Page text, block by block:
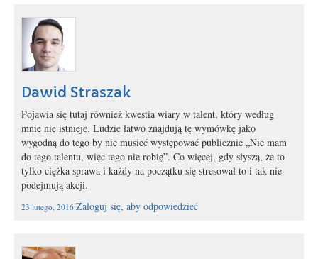
Dawid Straszak
Pojawia się tutaj również kwestia wiary w talent, który według
mnie nie istnieje. Ludzie łatwo znajdują tę wymówkę jako
wygodną do tego by nie musieć występować publicznie „Nie mam
do tego talentu, więc tego nie robię”. Co więcej, gdy słyszą, że to
tylko ciężka sprawa i każdy na początku się stresował to i tak nie
podejmują akcji.
23 lutego, 2016 Zaloguj się, aby odpowiedzieć